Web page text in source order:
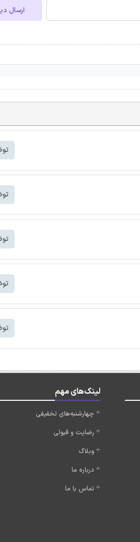
ارسال
لینک‌های مهم
چهارشنبه‌های تخفیفی
رضایت و قبولی
وبلاگ
درباره ما
تماس با ما